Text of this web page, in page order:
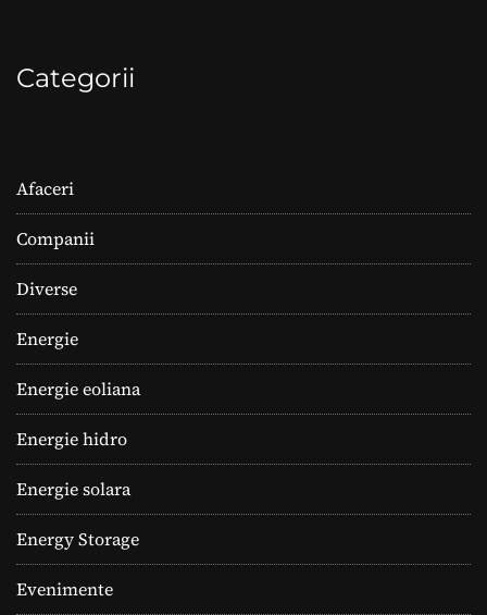
Categorii
Afaceri
Companii
Diverse
Energie
Energie eoliana
Energie hidro
Energie solara
Energy Storage
Evenimente